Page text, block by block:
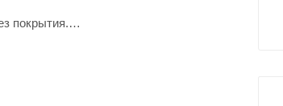
покрытия.